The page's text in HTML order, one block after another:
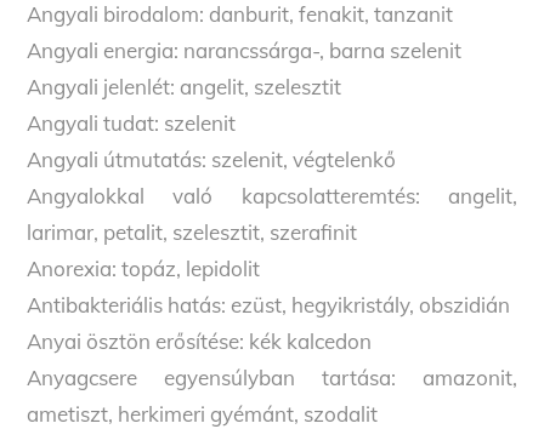
Angyali birodalom: danburit, fenakit, tanzanit
Angyali energia: narancssárga-, barna szelenit
Angyali jelenlét: angelit, szelesztit
Angyali tudat: szelenit
Angyali útmutatás: szelenit, végtelenkő
Angyalokkal való kapcsolatteremtés: angelit,
larimar, petalit, szelesztit, szerafinit
Anorexia: topáz, lepidolit
Antibakteriális hatás: ezüst, hegyikristály, obszidián
Anyai ösztön erősítése: kék kalcedon
Anyagcsere egyensúlyban tartása: amazonit,
ametiszt, herkimeri gyémánt, szodalit